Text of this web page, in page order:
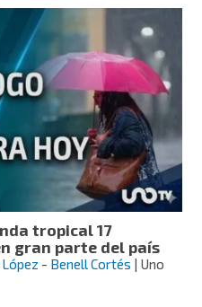
tropical 17
gran parte del país
- Benell Cortés | Uno